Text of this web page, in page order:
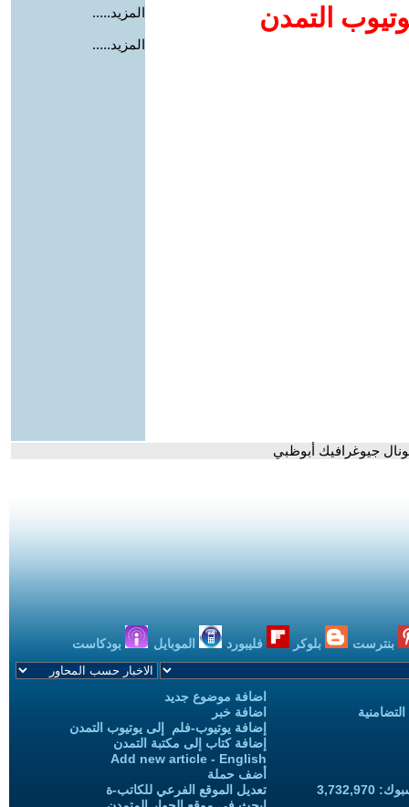
التمدن
المزيد.....
المزيد.....
جيوغرافيك أبوظبي
بنترست بلوكر فليبورد الموبايل بودكاست
اضافة موضوع جديد
اضافة خبر
إضافة يوتيوب-فلم إلى يوتيوب التمدن
إضافة كتاب إلى مكتبة التمدن
Add new article - English
أضف حملة
تعديل الموقع الفرعي للكاتب-ة